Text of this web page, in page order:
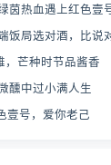
，芒种时节品酱香
醺中过小满人生
壹号，爱你老己